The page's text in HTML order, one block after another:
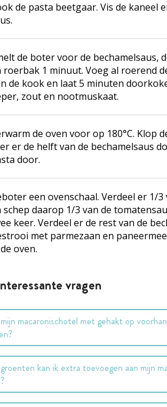
de pasta beetgaar. Vis de kaneel
de boter voor de bechamelsaus,
roerbak 1 minuut. Voeg al roerend
de kook en laat 5 minuten
zout en nootmuskaat.
de oven voor op 180°C. Klop
er de helft van de bechamelsaus
door.
een ovenschaal. Verdeel er 1/3
schep daarop 1/3 van de
keer. Verdeel er de rest van de
met parmezaan en
oven.
vragen
macaronischotel met gehakt op
kan ik extra toevoegen aan mijn